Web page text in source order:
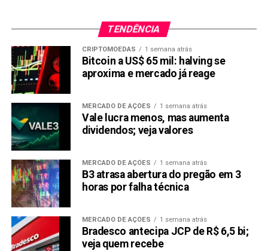
TENDÊNCIA
CRIPTOMOEDAS 1 semana atrás
Bitcoin a US$ 65 mil: halving se
aproxima e mercado já reage
MERCADO DE AÇÕES 1 semana atrás
Vale lucra menos, mas aumenta
dividendos; veja valores
MERCADO DE AÇÕES 1 semana atrás
B3 atrasa abertura do pregão em 3
horas por falha técnica
MERCADO DE AÇÕES 1 semana atrás
Bradesco antecipa JCP de R$ 6,5 bi;
veja quem recebe